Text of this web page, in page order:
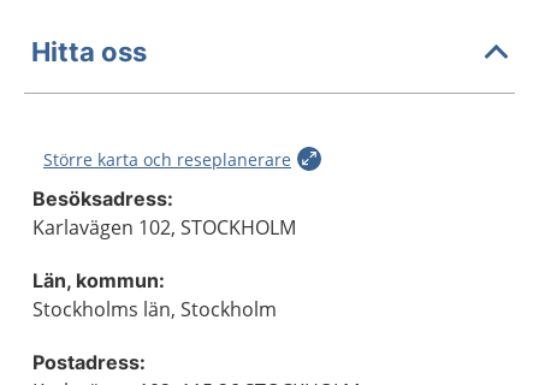
Hitta oss
Större karta och reseplanerare
Besöksadress:
Karlavägen 102, STOCKHOLM
Län, kommun:
Stockholms län, Stockholm
Postadress: